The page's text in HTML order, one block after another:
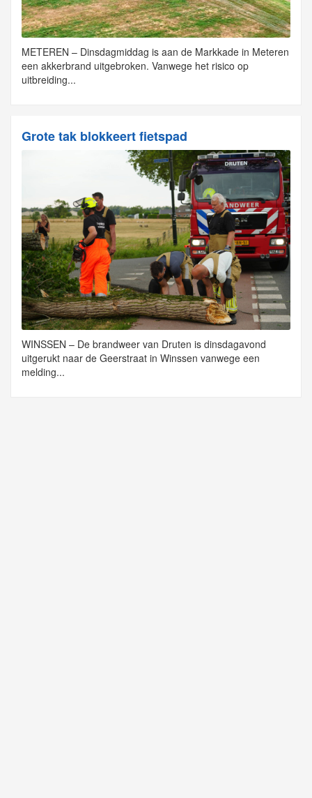
METEREN – Dinsdagmiddag is aan de Markkade in Meteren
een akkerbrand uitgebroken. Vanwege het risico op
uitbreiding...
Grote tak blokkeert fietspad
WINSSEN – De brandweer van Druten is dinsdagavond
uitgerukt naar de Geerstraat in Winssen vanwege een
melding...